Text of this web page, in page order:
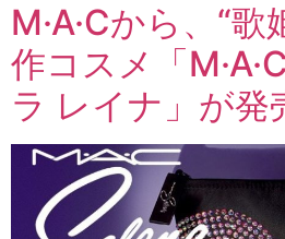
M·A·Cから、“歌
作コスメ「
ラ レイナ」が発